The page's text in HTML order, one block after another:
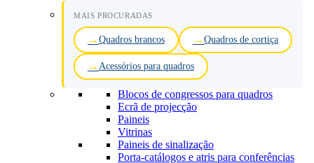
MAIS PROCURADAS
Quadros brancos Quadros de cortiça
Acessórios para quadros
Blocos de congressos para quadros
Ecrã de projecção
Paineis
Vitrinas
Paineis de sinalização
Porta-catálogos e atris para conferências